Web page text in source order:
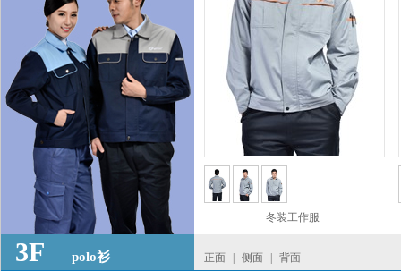
冬装工作服
3F polo衫 正面 侧面 背面